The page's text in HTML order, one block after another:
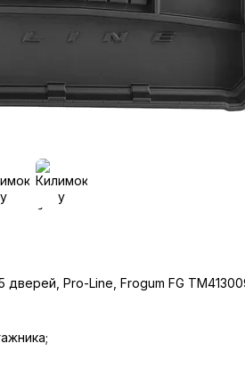
дверей, Pro-Line, Frogum FG